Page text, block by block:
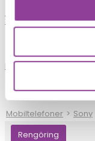
Start
Reparationer
Mobiltelefoner > Sony
Rengöring